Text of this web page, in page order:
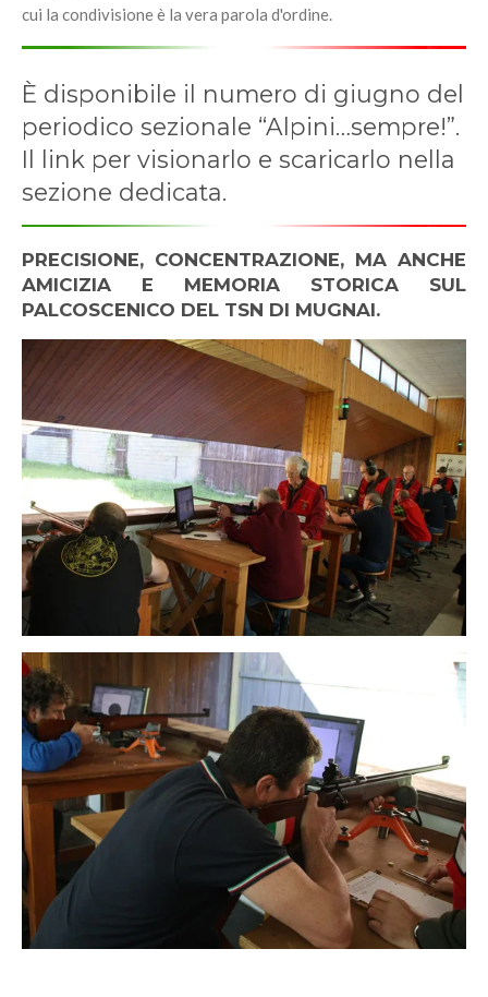
cui la condivisione è la vera parola d'ordine.
È disponibile il numero di giugno del
periodico sezionale “Alpini…sempre!”.
Il link per visionarlo e scaricarlo nella
sezione dedicata.
PRECISIONE, CONCENTRAZIONE, MA ANCHE
AMICIZIA E MEMORIA STORICA SUL
PALCOSCENICO DEL TSN DI MUGNAI.